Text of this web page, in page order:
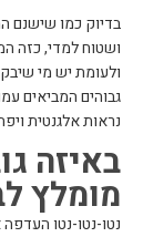
בדיוק כמו שישנם
ושטוח למדי, כזה
ולעומת יש מי
גבוהים המביאים
נראות אלגנטית
באיזה
מומלץ
נטו-נטו-נטו